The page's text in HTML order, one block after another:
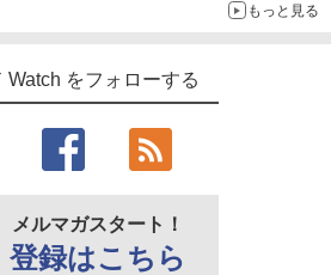
もっと見る
Watch をフォローする
メルマガスタート！
登録はこちら